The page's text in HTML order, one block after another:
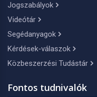
Jogszabályok
Videótár
Segédanyagok
Kérdések-válaszok
Közbeszerzési Tudástár
Fontos tudnivalók